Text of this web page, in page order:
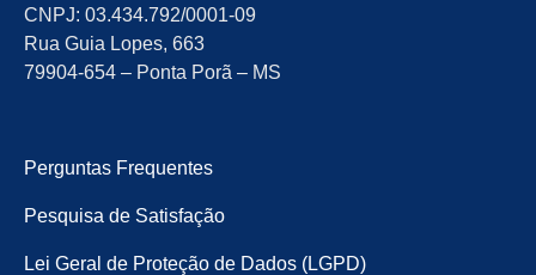
CNPJ: 03.434.792/0001-09
Rua Guia Lopes, 663
79904-654 – Ponta Porã – MS
Perguntas Frequentes
Pesquisa de Satisfação
Lei Geral de Proteção de Dados (LGPD)